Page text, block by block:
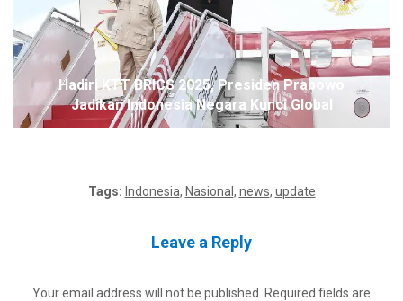
Hadiri KTT BRICS 2025, Presiden Prabowo
Jadikan Indonesia Negara Kunci Global
Tags: Indonesia, Nasional, news, update
Leave a Reply
Your email address will not be published. Required fields are